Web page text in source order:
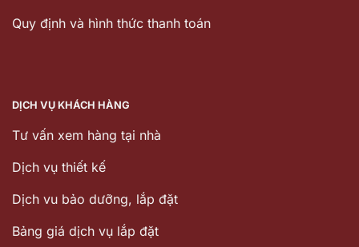
Quy định và hình thức thanh toán
DỊCH VỤ KHÁCH HÀNG
Tư vấn xem hàng tại nhà
Dịch vụ thiết kế
Dịch vu bảo dưỡng, lắp đặt
Bảng giá dịch vụ lắp đặt